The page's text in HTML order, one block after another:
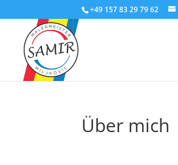
+49 157 83 29 79 62
Über mich